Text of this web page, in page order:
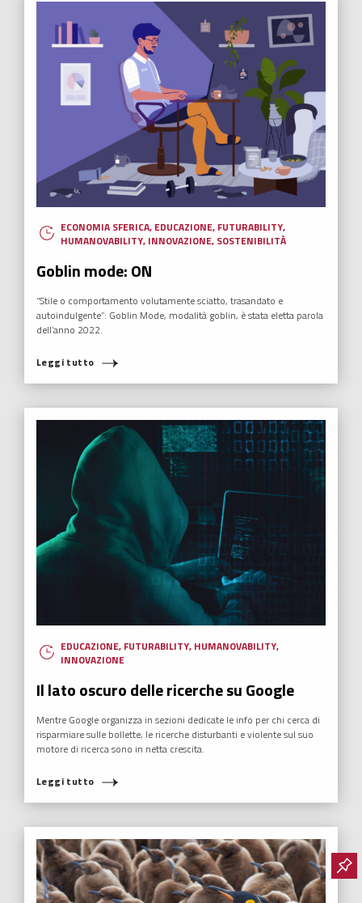
ECONOMIA SFERICA, EDUCAZIONE, FUTURABILITY,
HUMANOVABILITY, INNOVAZIONE, SOSTENIBILITÀ
Goblin mode: ON
“Stile o comportamento volutamente sciatto, trasandato e
autoindulgente”: Goblin Mode, modalità goblin, è stata eletta parola
dell’anno 2022.
Leggi tutto
EDUCAZIONE, FUTURABILITY, HUMANOVABILITY,
INNOVAZIONE
Il lato oscuro delle ricerche su Google
Mentre Google organizza in sezioni dedicate le info per chi cerca di
risparmiare sulle bollette, le ricerche disturbanti e violente sul suo
motore di ricerca sono in netta crescita.
Leggi tutto